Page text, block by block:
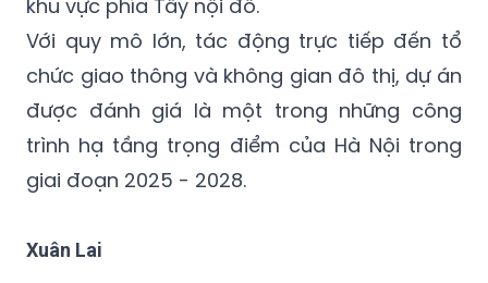
khu vực phía Tây nội đô.
Với quy mô lớn, tác động trực tiếp đến tổ
chức giao thông và không gian đô thị, dự án
được đánh giá là một trong những công
trình hạ tầng trọng điểm của Hà Nội trong
giai đoạn 2025 - 2028.
Xuân Lai